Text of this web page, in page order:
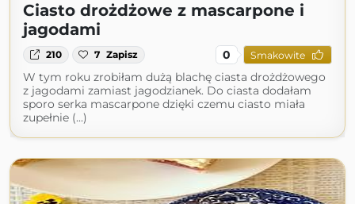
Ciasto drożdżowe z mascarpone i
jagodami
210 7 Zapisz 0 Smakowite
W tym roku zrobiłam dużą blachę ciasta drożdżowego
z jagodami zamiast jagodzianek. Do ciasta dodałam
sporo serka mascarpone dzięki czemu ciasto miała
zupełnie (...)